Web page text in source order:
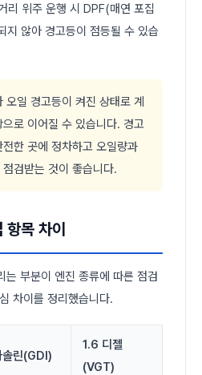
리 위주 운행 시 DPF(매연 포집
지 않아 경고등이 점등될 수 있습
오일 경고등이 켜진 상태로 계
로 이어질 수 있습니다. 경고
한 곳에 정차하고 오일량과
검받는 것이 좋습니다.
목 차이
는 부분이 엔진 종류에 따른 점검
차이를 정리했습니다.
린(GDI)
1.6 디젤
(VGT)